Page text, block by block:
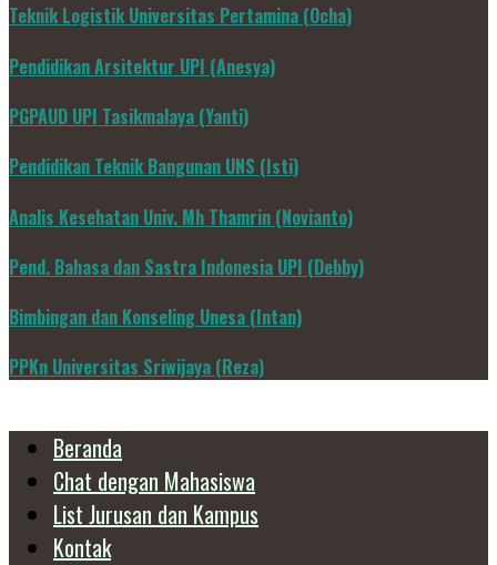
Teknik Logistik Universitas Pertamina (Ocha)
Pendidikan Arsitektur UPI (Anesya)
PGPAUD UPI Tasikmalaya (Yanti)
Pendidikan Teknik Bangunan UNS (Isti)
Analis Kesehatan Univ. Mh Thamrin (Novianto)
Pend. Bahasa dan Sastra Indonesia UPI (Debby)
Bimbingan dan Konseling Unesa (Intan)
PPKn Universitas Sriwijaya (Reza)
Beranda
Chat dengan Mahasiswa
List Jurusan dan Kampus
Kontak